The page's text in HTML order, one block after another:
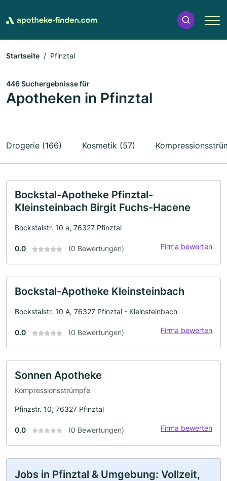
Startseite Pfinztal
446 Suchergebnisse für
Apotheken in Pfinztal
Drogerie (166) Kosmetik (57)
Bockstal-Apotheke Pfinztal-
Kleinsteinbach Birgit Fuchs-Hacene
Bockstalstr. 10 a, 76327 Pfinztal
0.0 (0 Bewertungen) Firma bewerten
Bockstal-Apotheke Kleinsteinbach
Bockstalstr. 10 A, 76327 Pfinztal - Kleinsteinbach
0.0 (0 Bewertungen) Firma bewerten
Sonnen Apotheke
Kompressionsstrümpfe
Pfinzstr. 10, 76327 Pfinztal
0.0 (0 Bewertungen) Firma bewerten
Jobs in Pfinztal & Umgebung: Vollzeit,